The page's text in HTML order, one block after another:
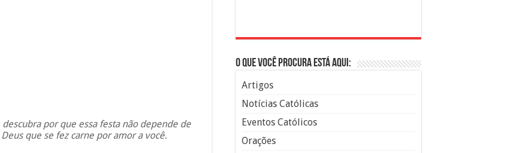
por que essa festa não depende de
que se fez carne por amor a você.
O que você procura está aqui:
Artigos
Notícias Católicas
Eventos Católicos
Orações